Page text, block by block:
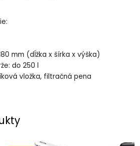
mm (dĺžka x šírka x výška)
do 250 l
vložka, filtračná pena